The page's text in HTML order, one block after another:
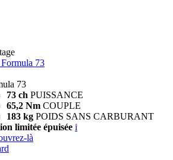
Formula 73
73
73 ch PUISSANCE
65,2 Nm COUPLE
183 kg POIDS SANS CARBURANT
limitée épuisée i
là